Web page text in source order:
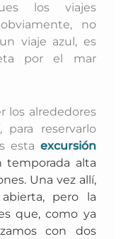
los viajes
no
viaje azul, es
por el mar
los alrededores
reservarlo
esta excursión
temporada alta
Una vez allí,
pero la
que, como ya
con dos